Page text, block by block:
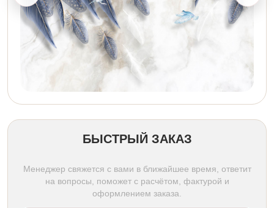
БЫСТРЫЙ ЗАКАЗ
Менеджер свяжется с вами в ближайшее время, ответит
на вопросы, поможет с расчётом, фактурой и
оформлением заказа.